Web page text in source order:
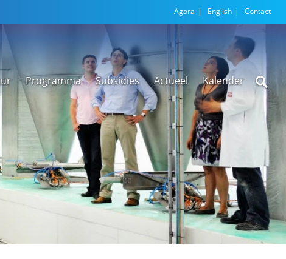
Agora English Contact
Programma
Regionale
versnellingstafel
Subsidies
VEX-regeling
Actueel
Nieuwsarchief
Kalender